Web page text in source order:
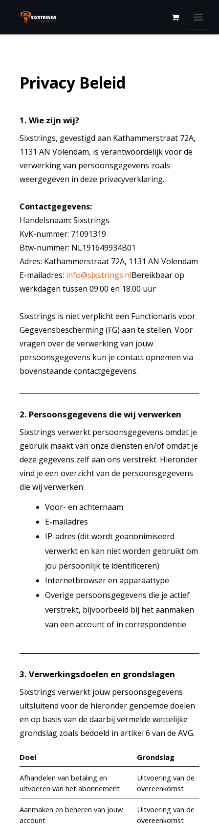
Privacy Beleid
1. Wie zijn wij?
Sixstrings, gevestigd aan Kathammerstraat 72A,
1131 AN Volendam, is verantwoordelijk voor de
verwerking van persoonsgegevens zoals
weergegeven in deze privacyverklaring.
Contactgegevens:
Handelsnaam: Sixstrings
KvK-nummer: 71091319
Btw-nummer: NL191649934B01
Adres: Kathammerstraat 72A, 1131 AN Volendam
E-mailadres: info@sixstrings.nlBereikbaar op
werkdagen tussen 09.00 en 18.00 uur
Sixstrings is niet verplicht een Functionaris voor
Gegevensbescherming (FG) aan te stellen. Voor
vragen over de verwerking van jouw
persoonsgegevens kun je contact opnemen via
bovenstaande contactgegevens.
2. Persoonsgegevens die wij verwerken
Sixstrings verwerkt persoonsgegevens omdat je
gebruik maakt van onze diensten en/of omdat je
deze gegevens zelf aan ons verstrekt. Hieronder
vind je een overzicht van de persoonsgegevens
die wij verwerken:
Voor- en achternaam
E-mailadres
IP-adres (dit wordt geanonimiseerd
verwerkt en kan niet worden gebruikt om
jou persoonlijk te identificeren)
Internetbrowser en apparaattype
Overige persoonsgegevens die je actief
verstrekt, bijvoorbeeld bij het aanmaken
van een account of in correspondentie
3. Verwerkingsdoelen en grondslagen
Sixstrings verwerkt jouw persoonsgegevens
uitsluitend voor de hieronder genoemde doelen
en op basis van de daarbij vermelde wettelijke
grondslag zoals bedoeld in artikel 6 van de AVG.
Doel Grondslag
Afhandelen van betaling en
uitvoeren van het abonnement
Uitvoering van de
overeenkomst
Aanmaken en beheren van jouw
account
Uitvoering van de
overeenkomst